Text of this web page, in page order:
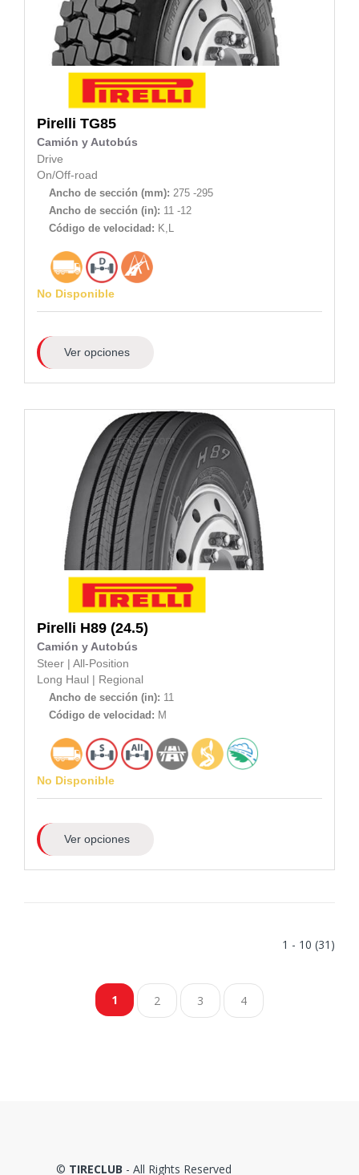
Pirelli TG85
Camión y Autobús
Drive
On/Off-road
Ancho de sección (mm): 275 -295
Ancho de sección (in): 11 -12
Código de velocidad: K,L
No Disponible
Ver opciones
Pirelli H89 (24.5)
Camión y Autobús
Steer
All-Position
Long Haul
Regional
Ancho de sección (in): 11
Código de velocidad: M
No Disponible
Ver opciones
1 - 10 (31)
1 2 3 4
© TIRECLUB - All Rights Reserved